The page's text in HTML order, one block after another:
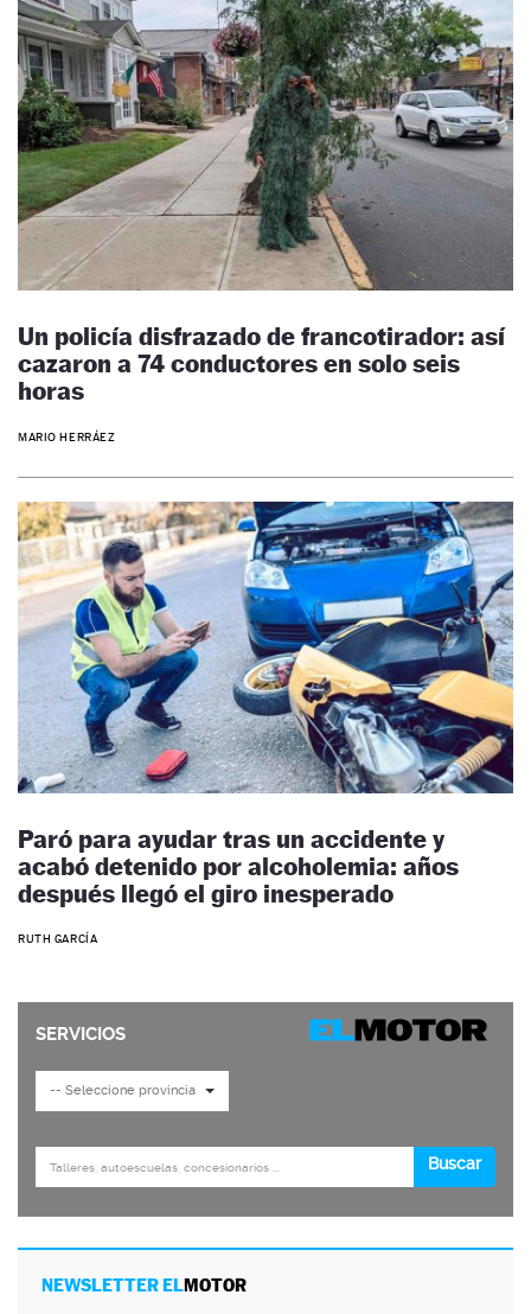
Un policía disfrazado de francotirador: así
cazaron a 74 conductores en solo seis
horas
MARIO HERRÁEZ
Paró para ayudar tras un accidente y
acabó detenido por alcoholemia: años
después llegó el giro inesperado
RUTH GARCÍA
NEWSLETTER ELMOTOR